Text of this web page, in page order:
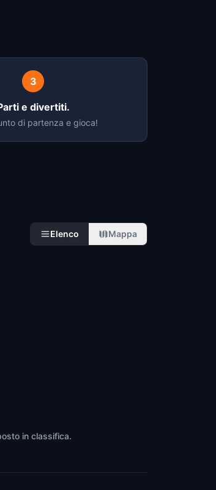
3
e divertiti.
di partenza e gioca!
Elenco Mappa
in classifica.